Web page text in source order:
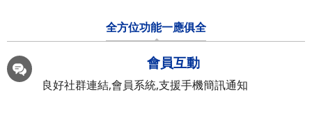
全方位功能一應俱全
會員互動
良好社群連結,會員系統,支援手機簡訊通知